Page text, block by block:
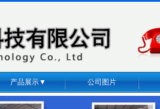
产品展示▼ 公司图片